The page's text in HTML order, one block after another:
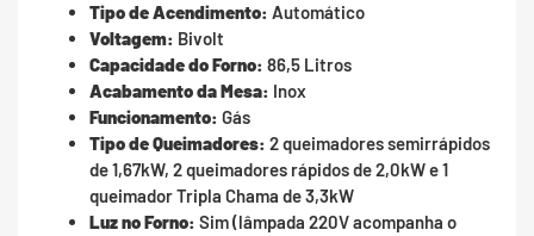
Tipo de Acendimento: Automático
Voltagem: Bivolt
Capacidade do Forno: 86,5 Litros
Acabamento da Mesa: Inox
Funcionamento: Gás
Tipo de Queimadores: 2 queimadores semirrápidos
de 1,67kW, 2 queimadores rápidos de 2,0kW e 1
queimador Tripla Chama de 3,3kW
Luz no Forno: Sim (lâmpada 220V acompanha o